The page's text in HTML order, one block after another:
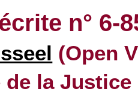
n° 6-
(Open
la Justice